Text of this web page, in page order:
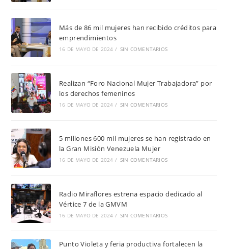
Más de 86 mil mujeres han recibido créditos para
emprendimientos
16 DE MAYO DE 2024 / SIN COMENTARIOS
Realizan “Foro Nacional Mujer Trabajadora” por
los derechos femeninos
16 DE MAYO DE 2024 / SIN COMENTARIOS
5 millones 600 mil mujeres se han registrado en
la Gran Misión Venezuela Mujer
16 DE MAYO DE 2024 / SIN COMENTARIOS
Radio Miraflores estrena espacio dedicado al
Vértice 7 de la GMVM
16 DE MAYO DE 2024 / SIN COMENTARIOS
Punto Violeta y feria productiva fortalecen la